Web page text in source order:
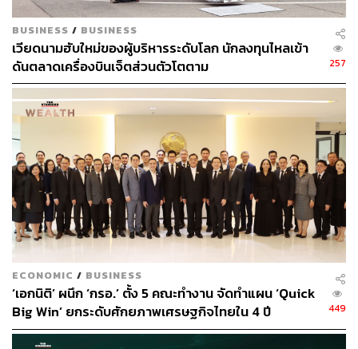
TAGS: Zipmex
บริษัท กรุงศรี ฟินโนเวต จำกัด
บริษัท เอ็กซ์สปริง ดิจิทัล จำกัด
บริษัท ซิปเม็กซ์ จำกัด (Zipmex)
Digital Token
สินทรัพย์ดิจิทัล
32
ABOUT THE AUTHOR
ดำรงเกียรติ มาลา
Content Creator THE STANDARD WEALTH
BUSINESS / BUSINESS
เวียดนามฮับใหม่ของผู้บริหารระดับโลก นักลงทุนไหลเข้า
ดันตลาดเครื่องบินเจ็ตส่วนตัวโตตาม
257
ECONOMIC / BUSINESS
‘เอกนิติ’ ผนึก ‘กรอ.’ ตั้ง 5 คณะทำงาน จัดทำแผน ‘Quick
Big Win’ ยกระดับศักยภาพเศรษฐกิจไทยใน 4 ปี
449